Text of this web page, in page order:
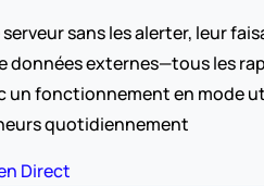
sans les alerter, leur
externes—tous les
un fonctionnement en mode
quotidiennement
Direct